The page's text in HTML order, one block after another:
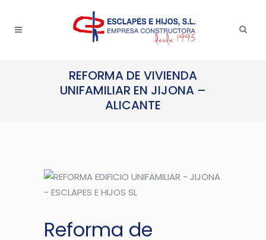
REFORMA DE VIVIENDA
UNIFAMILIAR EN JIJONA –
ALICANTE
Reforma de